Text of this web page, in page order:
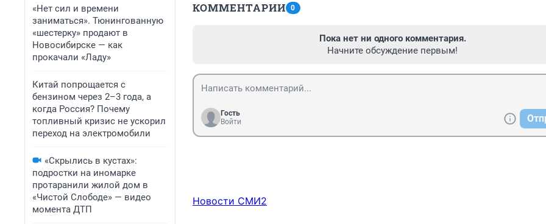
«Нет сил и времени
заниматься». Тюнингованную
«шестерку» продают в
Новосибирске — как
прокачали «Ладу»
Китай попрощается с
бензином через 2–3 года, а
когда Россия? Почему
топливный кризис не ускорил
переход на электромобили
«Скрылись в кустах»:
подростки на иномарке
протаранили жилой дом в
«Чистой Слободе» — видео
момента ДТП
КОММЕНТАРИИ 0
Пока нет ни одного комментария.
Начните обсуждение первым!
Гость
Войти
Новости СМИ2